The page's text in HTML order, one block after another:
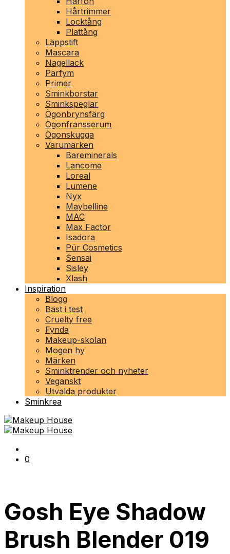
Hårtrimmer
Locktång
Plattång
Läppstift
Mascara
Nagellack
Parfym
Primer
Sminkborstar
Sminkspeglar
Ögonbrynsfärg
Ögonfransserum
Ögonskugga
Varumärken
Bareminerals
Lancome
Loreal
Lumene
Nyx
Maybelline
MAC
Max Factor
Isadora
Pür Cosmetics
Sensai
Sisley
Xlash
Inspiration
Blogg
Bäst i test
Cruelty free
Fynda
Makeup-skolan
Mogen hy
Märken
Sminktrender och nyheter
Veganskt
Utvalda produkter
Sminkrea
0
Gosh Eye Shadow
Brush Blender 019